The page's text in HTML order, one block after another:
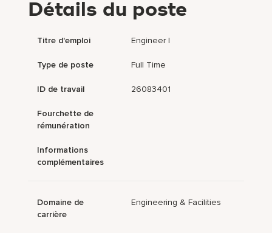
Détails du poste
Titre d'emploi Engineer I
Type de poste Full Time
ID de travail 26083401
Fourchette de
rémunération
Informations
complémentaires
Domaine de
carrière
Engineering & Facilities